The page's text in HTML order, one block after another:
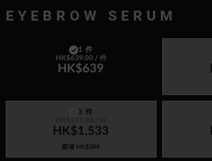
EYEBROW SERUM
1 件
HK$639.00/ 件
HK$639
3 件
HK$1,533
節省 HK$384